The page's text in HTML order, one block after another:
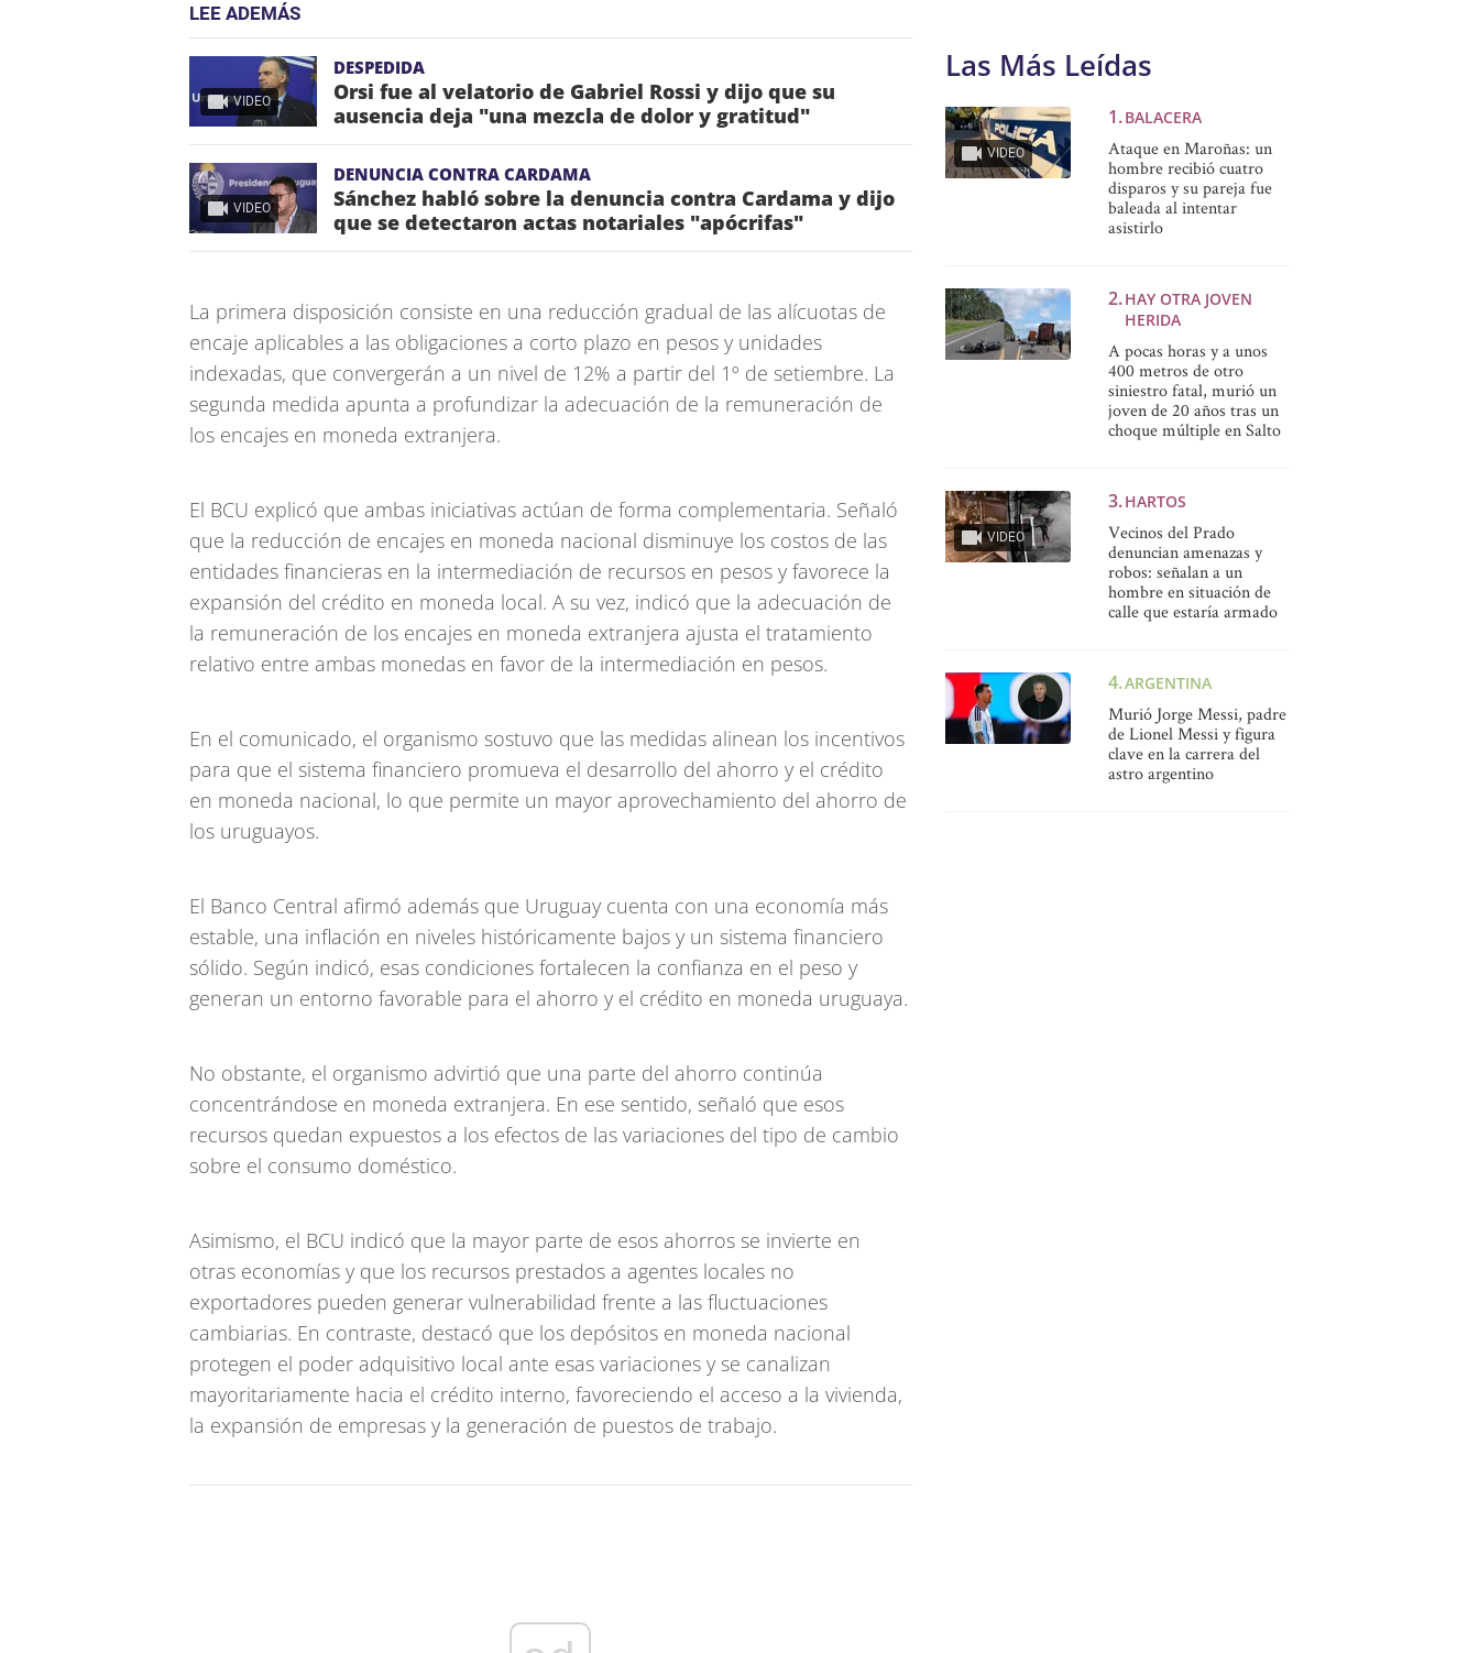
LEE ADEMÁS
VIDEO
DESPEDIDA
Orsi fue al velatorio de Gabriel Rossi y dijo que su
ausencia deja "una mezcla de dolor y gratitud"
VIDEO
DENUNCIA CONTRA CARDAMA
Sánchez habló sobre la denuncia contra Cardama y dijo
que se detectaron actas notariales "apócrifas"
La primera disposición consiste en una reducción gradual de las alícuotas de
encaje aplicables a las obligaciones a corto plazo en pesos y unidades
indexadas, que convergerán a un nivel de 12% a partir del 1º de setiembre. La
segunda medida apunta a profundizar la adecuación de la remuneración de
los encajes en moneda extranjera.
El BCU explicó que ambas iniciativas actúan de forma complementaria. Señaló
que la reducción de encajes en moneda nacional disminuye los costos de las
entidades financieras en la intermediación de recursos en pesos y favorece la
expansión del crédito en moneda local. A su vez, indicó que la adecuación de
la remuneración de los encajes en moneda extranjera ajusta el tratamiento
relativo entre ambas monedas en favor de la intermediación en pesos.
En el comunicado, el organismo sostuvo que las medidas alinean los incentivos
para que el sistema financiero promueva el desarrollo del ahorro y el crédito
en moneda nacional, lo que permite un mayor aprovechamiento del ahorro de
los uruguayos.
El Banco Central afirmó además que Uruguay cuenta con una economía más
estable, una inflación en niveles históricamente bajos y un sistema financiero
sólido. Según indicó, esas condiciones fortalecen la confianza en el peso y
generan un entorno favorable para el ahorro y el crédito en moneda uruguaya.
No obstante, el organismo advirtió que una parte del ahorro continúa
concentrándose en moneda extranjera. En ese sentido, señaló que esos
recursos quedan expuestos a los efectos de las variaciones del tipo de cambio
sobre el consumo doméstico.
Asimismo, el BCU indicó que la mayor parte de esos ahorros se invierte en
otras economías y que los recursos prestados a agentes locales no
exportadores pueden generar vulnerabilidad frente a las fluctuaciones
cambiarias. En contraste, destacó que los depósitos en moneda nacional
protegen el poder adquisitivo local ante esas variaciones y se canalizan
mayoritariamente hacia el crédito interno, favoreciendo el acceso a la vivienda,
la expansión de empresas y la generación de puestos de trabajo.
Las Más Leídas
VIDEO
BALACERA
Ataque en Maroñas: un
hombre recibió cuatro
disparos y su pareja fue
baleada al intentar
asistirlo
HAY OTRA JOVEN
HERIDA
A pocas horas y a unos
400 metros de otro
siniestro fatal, murió un
joven de 20 años tras un
choque múltiple en Salto
VIDEO
HARTOS
Vecinos del Prado
denuncian amenazas y
robos: señalan a un
hombre en situación de
calle que estaría armado
ARGENTINA
Murió Jorge Messi, padre
de Lionel Messi y figura
clave en la carrera del
astro argentino